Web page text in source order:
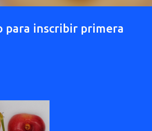
para inscribir primera